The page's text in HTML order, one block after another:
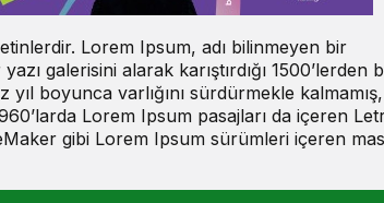
Lorem Ipsum, adı bilinmeyen bir
galerisini alarak karıştırdığı 1500’lerden
boyunca varlığını sürdürmekle
Lorem Ipsum pasajları da içeren
gibi Lorem Ipsum sürümleri içeren